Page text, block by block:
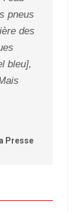
pneus
des
bleu],
Presse